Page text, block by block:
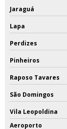
Jaraguá
Lapa
Perdizes
Pinheiros
Raposo Tavares
São Domingos
Vila Leopoldina
Aeroporto